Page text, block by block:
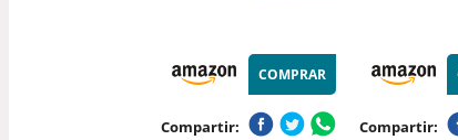
COMPRAR
Compartir: Compartir: